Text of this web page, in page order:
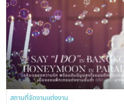
สถานที่จัดงานแต่งงาน